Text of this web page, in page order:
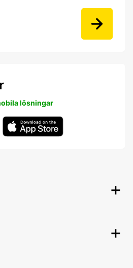
lösningar